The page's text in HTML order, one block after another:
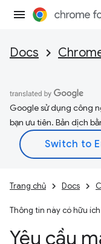
Docs
Google sử dụng công
bạn ưu tiên. Bản dịch
Trang chủ Docs
Thông tin này có hữu
Yêu cầu